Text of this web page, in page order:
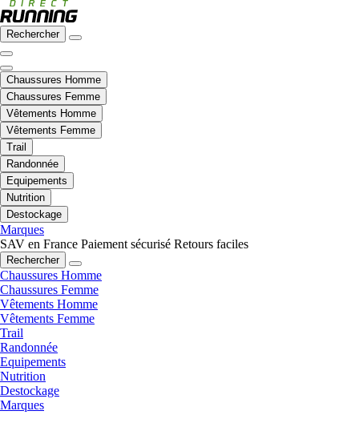
Rechercher
Chaussures Homme
Chaussures Femme
Vêtements Homme
Vêtements Femme
Trail
Randonnée
Equipements
Nutrition
Destockage
Marques
SAV en France Paiement sécurisé Retours faciles
Rechercher
Chaussures Homme
Chaussures Femme
Vêtements Homme
Vêtements Femme
Trail
Randonnée
Equipements
Nutrition
Destockage
Marques